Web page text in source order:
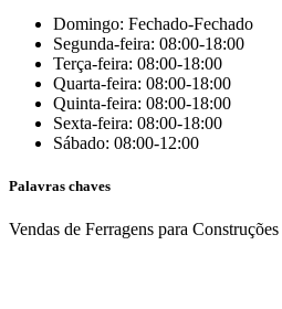
Domingo: Fechado-Fechado
Segunda-feira: 08:00-18:00
Terça-feira: 08:00-18:00
Quarta-feira: 08:00-18:00
Quinta-feira: 08:00-18:00
Sexta-feira: 08:00-18:00
Sábado: 08:00-12:00
Palavras chaves
Vendas de Ferragens para Construções